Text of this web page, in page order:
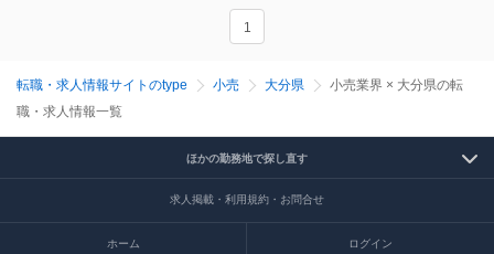
1
転職・求人情報サイトのtype 小売 大分県
小売業界 × 大分県の転
職・求人情報一覧
ほかの勤務地で探し直す
求人掲載・利用規約・お問合せ
ホーム ログイン